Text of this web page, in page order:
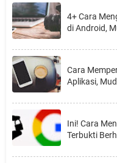
4+ Cara
di Android,
Cara
Aplikasi,
Ini! Cara
Terbukti